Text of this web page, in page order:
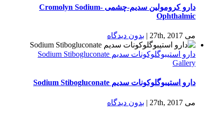
دارو كرومولين سدیم-چشمی Cromolyn Sodium-
Ophthalmic
می 27th, 2017 | بدون ديدگاه
دارو استیبوگلوکونات سدیم Sodium Stibogluconate
Gallery
دارو استیبوگلوکونات سدیم Sodium Stibogluconate
می 27th, 2017 | بدون ديدگاه